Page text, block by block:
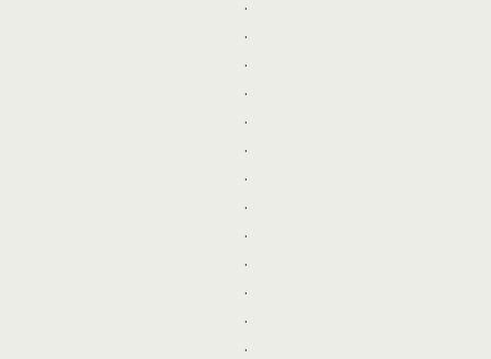
.
.
.
.
.
.
.
.
.
.
.
.